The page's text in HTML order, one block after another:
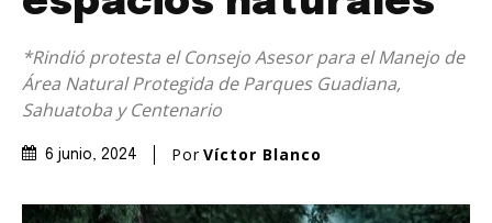
*Rindió protesta el Consejo Asesor para el Manejo de
Área Natural Protegida de Parques Guadiana,
Sahuatoba y Centenario
6 junio, 2024 PorVíctor Blanco